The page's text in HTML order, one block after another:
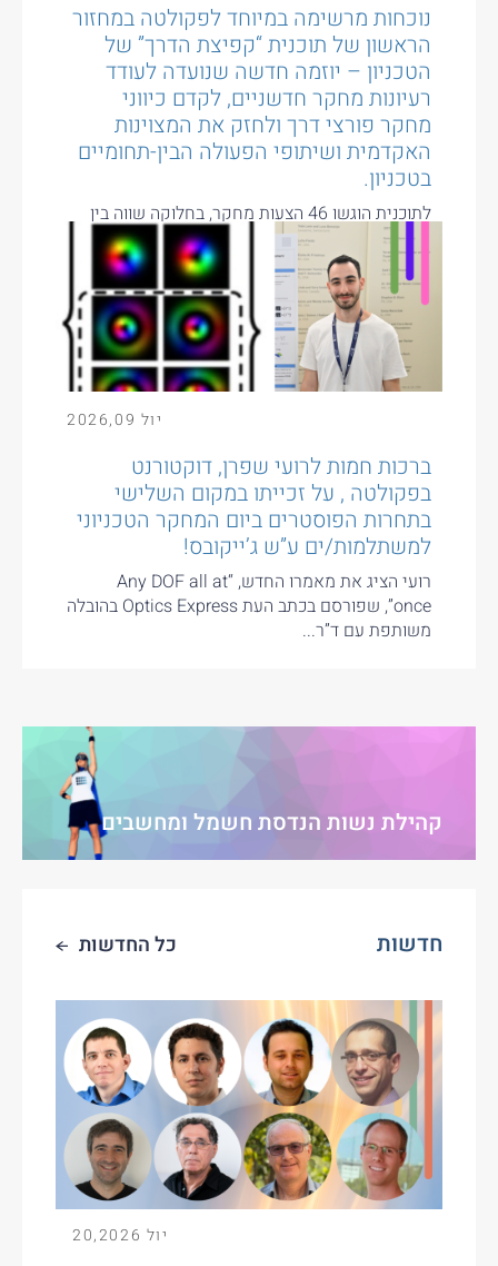
קהילת נשות הנדסת חשמל ומחשבים
חדשות כל החדשות
יול 20,2026
נוכחות מרשימה במיוחד לפקולטה במחזור
הראשון של תוכנית “קפיצת הדרך” של
הטכניון – יוזמה חדשה שנועדה לעודד
רעיונות מחקר חדשניים, לקדם כיווני
מחקר פורצי דרך ולחזק את המצוינות
האקדמית ושיתופי הפעולה הבין-תחומיים
בטכניון.
לתוכנית הוגשו 46 הצעות מחקר, בחלוקה שווה בין
המסלול האישי למסלול הקבוצתי. לאחר הליך שיפוט
תחרותי נבחרו עשר הצעות...
יול 09
,
2026
ברכות חמות לרועי שפרן, דוקטורנט
בפקולטה , על זכייתו במקום השלישי
בתחרות הפוסטרים ביום המחקר הטכניוני
למשתלמות/ים ע”ש ג’ייקובס!
רועי הציג את מאמרו החדש, “Any DOF all at
once”, שפורסם בכתב העת Optics Express בהובלה
משותפת עם ד”ר...